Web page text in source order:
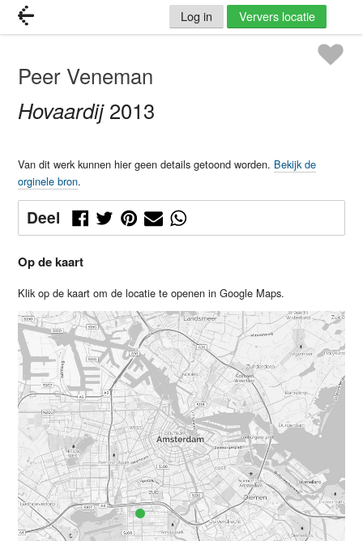
Log in Ververs locatie
Peer Veneman
Hovaardij 2013
Van dit werk kunnen hier geen details getoond worden. Bekijk de
orginele bron.
Deel
Op de kaart
Klik op de kaart om de locatie te openen in Google Maps.